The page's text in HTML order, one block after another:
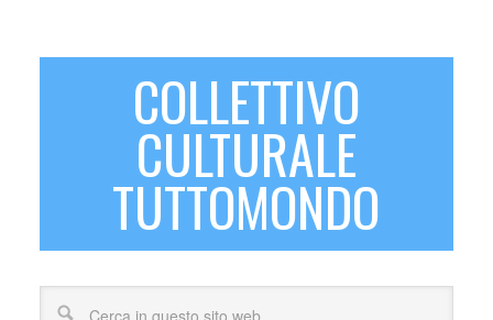
COLLETTIVO
CULTURALE
TUTTOMONDO